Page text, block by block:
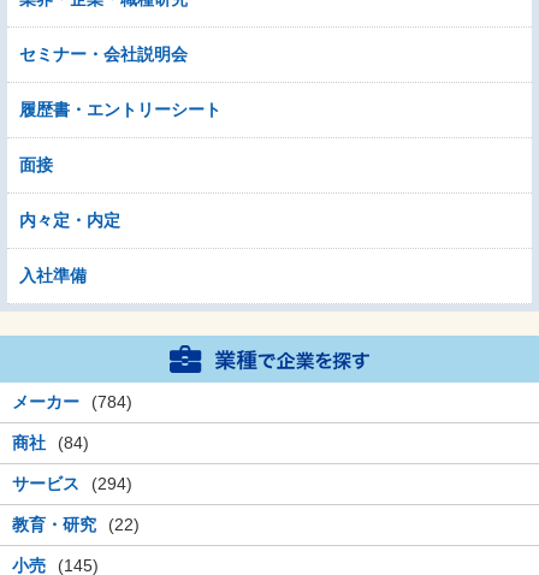
セミナー・会社説明会
履歴書・エントリーシート
面接
内々定・内定
入社準備
メーカー (784)
商社 (84)
サービス (294)
教育・研究 (22)
小売 (145)